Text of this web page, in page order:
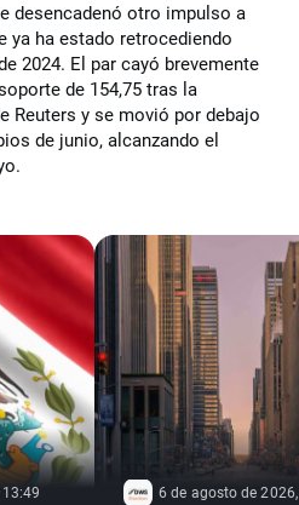
desencadenó otro impulso a
ya ha estado retrocediendo
2024. El par cayó brevemente
de 154,75 tras la
Reuters y se movió por debajo
de junio, alcanzando el
6 de agosto de